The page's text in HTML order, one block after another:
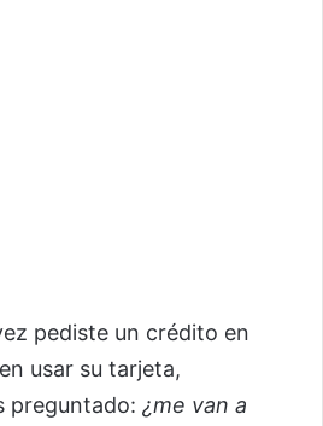
pediste un crédito en
usar su tarjeta,
preguntado: ¿me van a